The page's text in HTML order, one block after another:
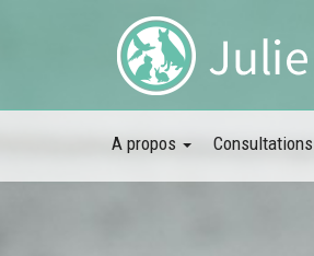
A propos Consultations